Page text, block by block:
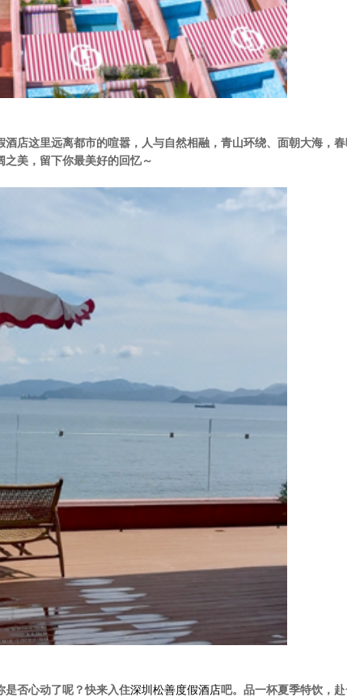
酒店这里远离都市的喧嚣，人与自然相融，青山环绕、面朝大海，
美，留下你最美好的回忆～
是否心动了呢？快来入住深圳松善度假酒店吧。品一杯夏季特饮，赴